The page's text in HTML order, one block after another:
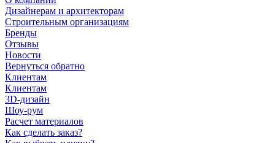
Дизайнерам и архитекторам
Строительным организациям
Бренды
Отзывы
Новости
Вернуться обратно
Клиентам
Клиентам
3D-дизайн
Шоу-рум
Расчет материалов
Как сделать заказ?